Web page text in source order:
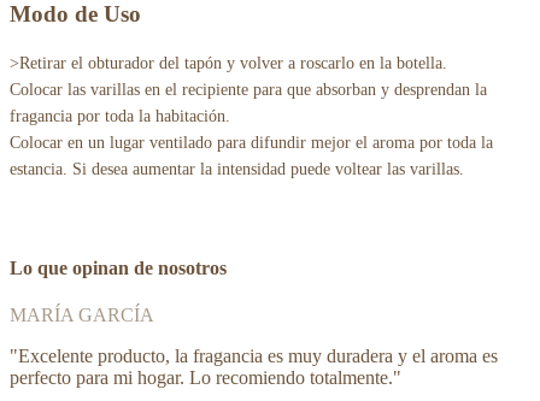
Modo de Uso
>Retirar el obturador del tapón y volver a roscarlo en la botella.
Colocar las varillas en el recipiente para que absorban y desprendan la
fragancia por toda la habitación.
Colocar en un lugar ventilado para difundir mejor el aroma por toda la
estancia. Si desea aumentar la intensidad puede voltear las varillas.
Lo que opinan de nosotros
MARÍA GARCÍA
"Excelente producto, la fragancia es muy duradera y el aroma es
perfecto para mi hogar. Lo recomiendo totalmente."